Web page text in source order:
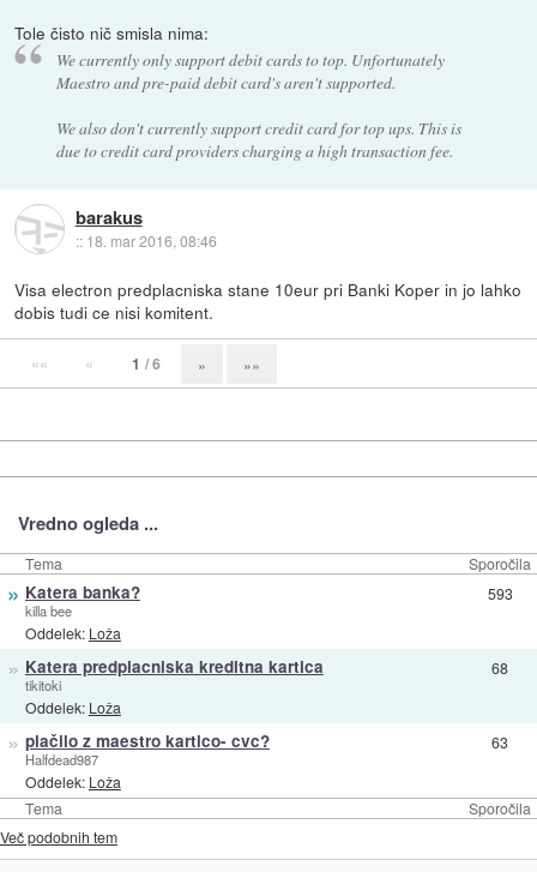
Tole čisto nič smisla nima:
We currently only support debit cards to top. Unfortunately
Maestro and pre-paid debit card's aren't supported.
We also don't currently support credit card for top ups. This is
due to credit card providers charging a high transaction fee.
barakus
:: 18. mar 2016, 08:46
Visa electron predplacniska stane 10eur pri Banki Koper in jo lahko
dobis tudi ce nisi komitent.
«« « 1 / 6 » »»
Vredno ogleda ...
Tema Sporočila
Tema Sporočila
» Katera banka?
killa bee
Oddelek: Loža
593
» Katera predplacniska kreditna kartica
tikitoki
Oddelek: Loža
68
» plačilo z maestro kartico- cvc?
Halfdead987
Oddelek: Loža
63
Več podobnih tem